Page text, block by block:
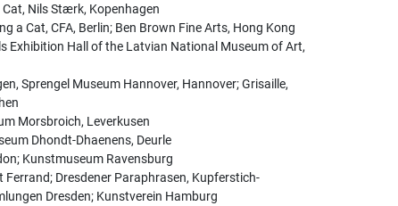
Nils Stærk, Kopenhagen
a Cat, CFA, Berlin; Ben Brown Fine Arts, Hong Kong
Exhibition Hall of the Latvian National Museum of Art,
Sprengel Museum Hannover, Hannover; Grisaille,
Morsbroich, Leverkusen
Dhondt-Dhaenens, Deurle
Kunstmuseum Ravensburg
Ferrand; Dresdener Paraphrasen, Kupferstich-
Dresden; Kunstverein Hamburg